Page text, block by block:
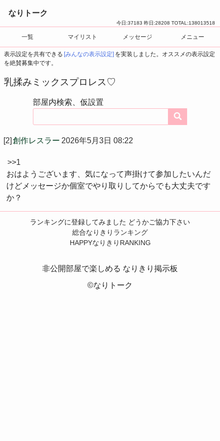
なりトーク
今日:37183 昨日:28208 TOTAL:138013518
一覧 マイリスト メッセージ メニュー
表示設定を共有できる [みんなの表示設定] を実装しました。オススメの表示設定
を絶賛募集中です。
乳揉みミックスプロレス♡
部屋内検索、仮設置
[2] 創作レスラー 2026年5月3日 08:22
>>1
おはようございます、気になって声掛けて参加したいんだ
けどメッセージか個室でやり取りしてからでも大丈夫です
か？
ランキングに登録してみました どうかご協力下さい
総合なりきりランキング
HAPPYなりきりRANKING
非公開部屋で楽しめる なりきり掲示板
©なりトーク